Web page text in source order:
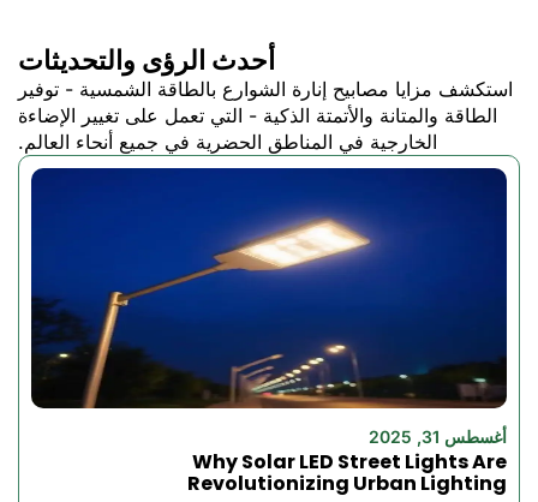
لاسلكية قوية ولاسلكية في أي
مكان خارجي.
سواءً كنت تقيم حفلة أو تضيء
فناء منزلك أو تبحث عن الأمان
لممتلكاتك؟ يمكن أن يكون هذا
لماذا تختار أفضل
مصابيح الفيضانات
الشمسية من Best
Solar Light؟
هذا المصباح ليس مصباحًا كشافًا
شمسيًا عاديًا، فهو مصمم خصيصًا
ليكون فعالاً ومريحًا في عام
أحدث الرؤى والتحديثات
استكشف مزايا مصابيح إنارة الشوارع بالطاقة الشمسية - توفير
الطاقة والمتانة والأتمتة الذكية - التي تعمل على تغيير الإضاءة
الخارجية في المناطق الحضرية في جميع أنحاء العالم.
أغسطس 31, 2025
Why Solar LED Street Lights Are
Revolutionizing Urban Lighting